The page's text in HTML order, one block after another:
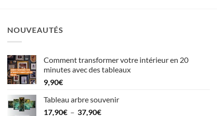
NOUVEAUTÉS
Comment transformer votre intérieur en 20
minutes avec des tableaux
9,90€
Tableau arbre souvenir
17,90€ – 37,90€Plage